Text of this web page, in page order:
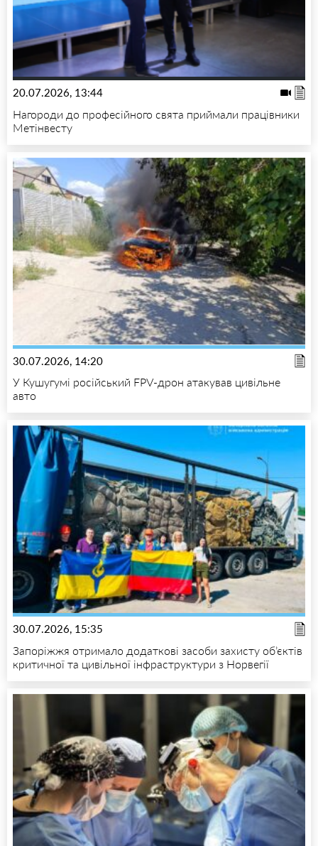
20.07.2026, 13:44
Нагороди до професійного свята приймали працівники
Метінвесту
30.07.2026, 14:20
У Кушугумі російський FPV-дрон атакував цивільне
авто
30.07.2026, 15:35
Запоріжжя отримало додаткові засоби захисту об’єктів
критичної та цивільної інфраструктури з Норвегії